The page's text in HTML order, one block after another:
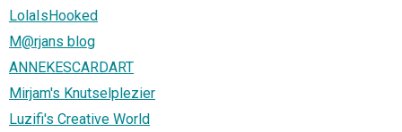
LolaIsHooked
M@rjans blog
ANNEKESCARDART
Mirjam's Knutselplezier
Luzifi's Creative World